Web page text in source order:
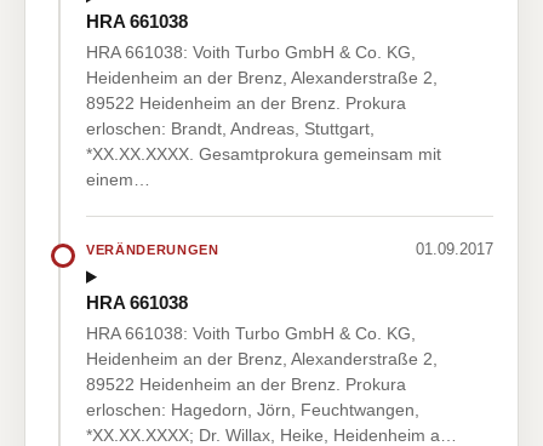
HRA 661038
HRA 661038: Voith Turbo GmbH & Co. KG,
Heidenheim an der Brenz, Alexanderstraße 2,
89522 Heidenheim an der Brenz. Prokura
erloschen: Brandt, Andreas, Stuttgart,
*XX.XX.XXXX. Gesamtprokura gemeinsam mit
einem…
VERÄNDERUNGEN 01.09.2017
HRA 661038
HRA 661038: Voith Turbo GmbH & Co. KG,
Heidenheim an der Brenz, Alexanderstraße 2,
89522 Heidenheim an der Brenz. Prokura
erloschen: Hagedorn, Jörn, Feuchtwangen,
*XX.XX.XXXX; Dr. Willax, Heike, Heidenheim a…